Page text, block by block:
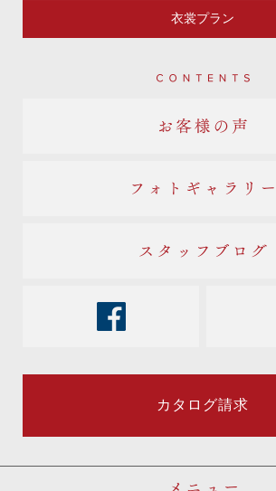
衣裳プラン
お客
facebook
カタログ請求